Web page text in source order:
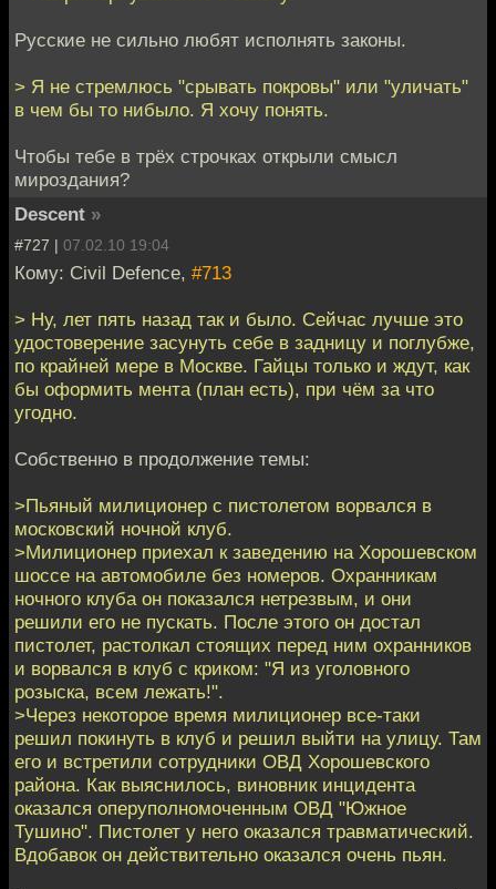
Русские не сильно любят исполнять законы.
> Я не стремлюсь "срывать покровы" или "уличать"
в чем бы то нибыло. Я хочу понять.
Чтобы тебе в трёх строчках открыли смысл
мироздания?
Descent »
#727 | 07.02.10 19:04
Кому: Civil Defence, #713
> Ну, лет пять назад так и было. Сейчас лучше это
удостоверение засунуть себе в задницу и поглубже,
по крайней мере в Москве. Гайцы только и ждут, как
бы оформить мента (план есть), при чём за что
угодно.
Собственно в продолжение темы:
>Пьяный милиционер с пистолетом ворвался в
московский ночной клуб.
>Милиционер приехал к заведению на Хорошевском
шоссе на автомобиле без номеров. Охранникам
ночного клуба он показался нетрезвым, и они
решили его не пускать. После этого он достал
пистолет, растолкал стоящих перед ним охранников
и ворвался в клуб с криком: "Я из уголовного
розыска, всем лежать!".
>Через некоторое время милиционер все-таки
решил покинуть в клуб и решил выйти на улицу. Там
его и встретили сотрудники ОВД Хорошевского
района. Как выяснилось, виновник инцидента
оказался оперуполномоченным ОВД "Южное
Тушино". Пистолет у него оказался травматический.
Вдобавок он действительно оказался очень пьян.